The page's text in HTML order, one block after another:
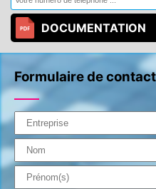
DOCUMENTATION
Formulaire de contact